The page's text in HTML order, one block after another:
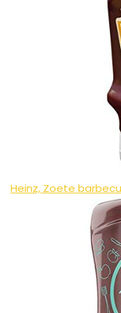
Heinz, Zoete